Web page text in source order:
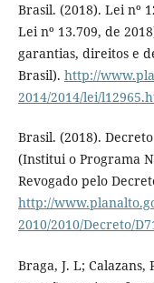
Brasil. (2018). Lei nº
Lei nº 13.709, de
garantias, direitos e
Brasil). http://
2014/2014/lei/
Brasil. (2018).
(Institui o Programa
Revogado pelo
http://
2010/2010/Decreto/
Braga, J. L; Calazans,